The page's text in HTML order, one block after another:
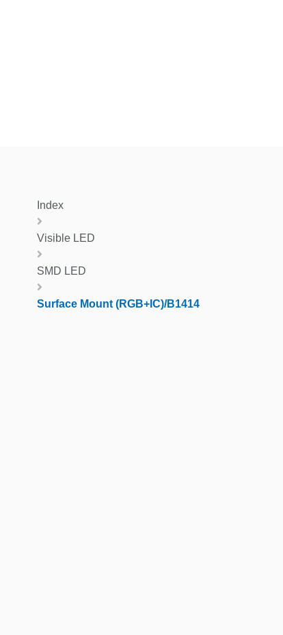
Index
Visible LED
SMD LED
Surface Mount (RGB+IC)/B1414